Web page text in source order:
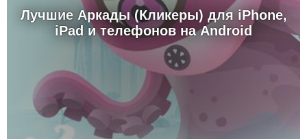
Лучшие Аркады (Кликеры) для iPhone,
iPad и телефонов на Android